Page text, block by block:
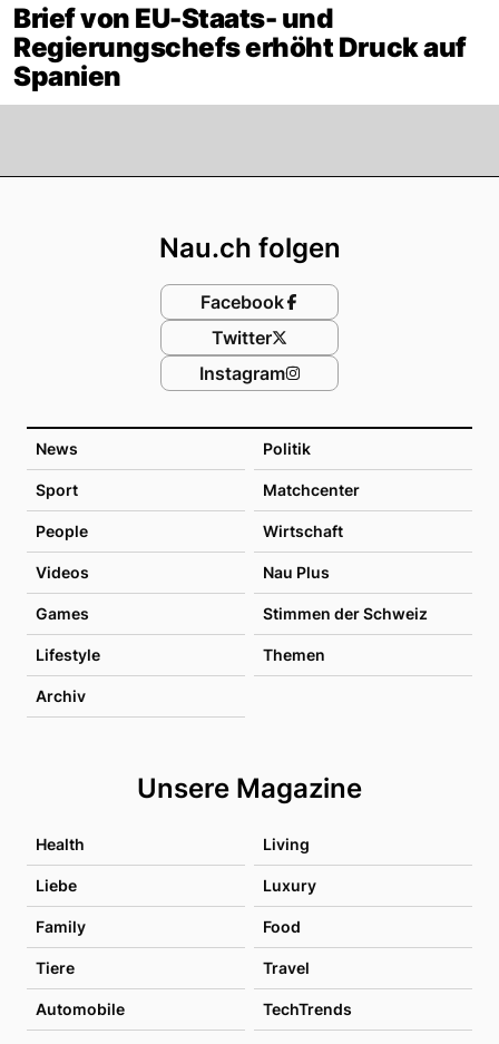
Brief von EU-Staats- und
Regierungschefs erhöht Druck auf
Spanien
News Politik
Sport Matchcenter
People Wirtschaft
Videos Nau Plus
Games Stimmen der Schweiz
Lifestyle Themen
Archiv
Unsere Magazine
Health Living
Liebe Luxury
Family Food
Tiere Travel
Automobile TechTrends
Nau.ch folgen
Facebook
Twitter
Instagram